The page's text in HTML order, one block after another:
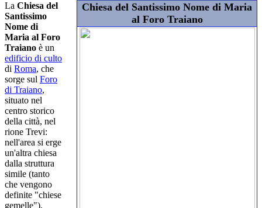
Chiesa del Santissimo Nome di Maria
al Foro Traiano
La Chiesa del
Santissimo
Nome di
Maria al Foro
Traiano è un
edificio di culto
di Roma, che
sorge sul Foro
di Traiano,
situato nel
centro storico
della città, nel
rione Trevi:
nell'area si erge
un'altra chiesa
dalla struttura
simile (tanto
che vengono
definite "chiese
gemelle"),